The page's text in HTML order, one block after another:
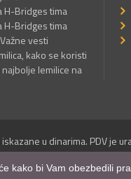
H-Bridges tima
H-Bridges tima
vesti
kako se koristi
najbolje lemilice na
u dinarima. PDV je
1999 - 2026. Sva prava su
|Izdrada Internet
kako bi Vam obezbedili